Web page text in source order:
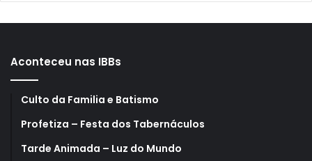
Aconteceu nas IBBs
Culto da Familia e Batismo
Profetiza – Festa dos Tabernáculos
Tarde Animada – Luz do Mundo